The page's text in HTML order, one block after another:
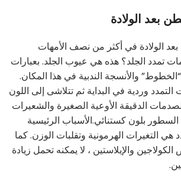
بعد الولادة
الولادة في أكثر من نصف الأمهات
تمدد الجلد؟ هذه هي عيوب الجلد. بعبارات
والأنسجة الندبية في هذا المكان.
التمدد وردية في البداية ثم تتلاشى إلى اللون
الدقيقة الأوعية الصغيرة والشعيرات
السطور بلون كستنائي.الأسباب الرئيسية
هي التغيرات الهرمونية وتقلبات الوزن. كما
والإيلاستين ، لا يمكنه تحمل زيادة